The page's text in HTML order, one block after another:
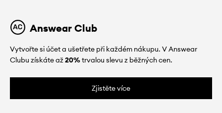
Answear Club
Vytvořte si účet a ušetřete při každém nákupu. V Answear
Clubu získáte až20%trvalou slevu z běžných cen.
Zjistěte více